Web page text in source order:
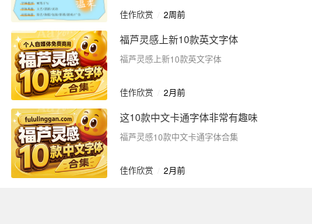
佳作欣赏 2周前
福芦灵感上新10款英文字体
福芦灵感上新10款英文字体
佳作欣赏 2月前
这10款中文卡通字体非常有趣味
福芦灵感10款中文卡通字体合集
佳作欣赏 2月前